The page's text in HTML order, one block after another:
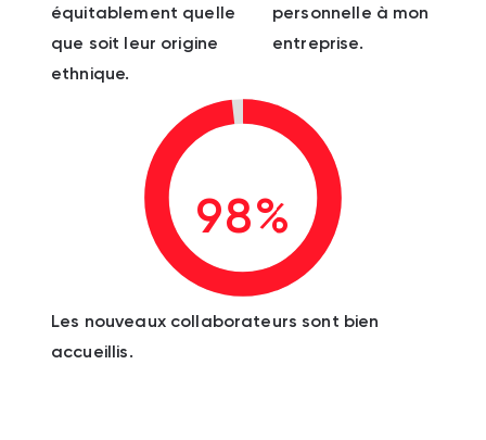
équitablement quelle
que soit leur origine
ethnique.
personnelle à mon
entreprise.
98%
Les nouveaux collaborateurs sont bien
accueillis.